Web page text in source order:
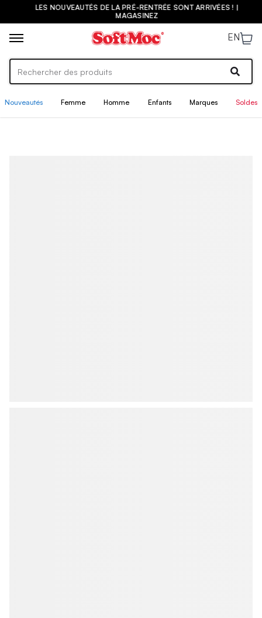
LES NOUVEAUTÉS DE LA PRÉ-RENTRÉE SONT ARRIVÉES ! |
MAGASINEZ
EN
Nouveautés Femme Homme Enfants Marques Soldes